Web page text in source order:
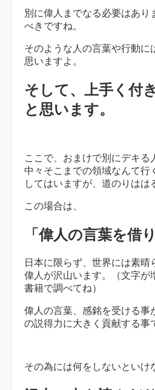
別に偉人までなる必要はあ
べきですね。
そのような人の言葉や行動
思いますよ。
そして、上手く付
と思います。
ここで、おまけで別にデキる
中々そこまでの領域なんて
してはいますが、道のりはは
この場合は、
「偉人の言葉を借
日本に限らず、世界には素
偉人が沢山います。（文字が
書籍で調べてね）
偉人の言葉、感銘を受ける事
の説得力に大きく貢献する事
その為には何をしないといけ